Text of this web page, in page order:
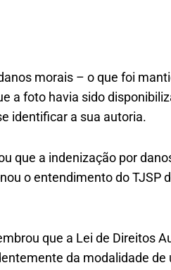
morais – o que foi
a foto havia sido
identificar a sua autoria.
que a indenização por
o entendimento do TJSP
que a Lei de Direitos
da modalidade de